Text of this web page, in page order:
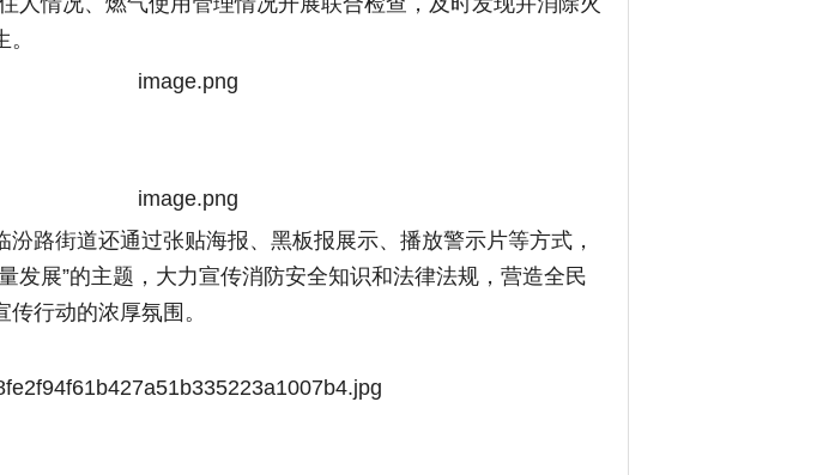
路街道还通过张贴海报、黑板报展示、播放警示片等方式，
发展”的主题，大力宣传消防安全知识和法律法规，营造全民
行动的浓厚氛围。